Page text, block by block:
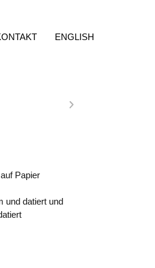
ENGLISH
Papier
und datiert und